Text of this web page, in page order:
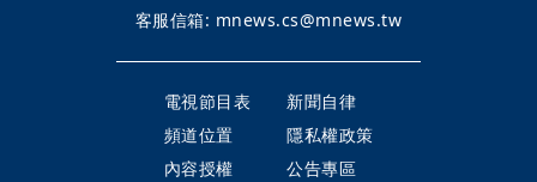
客服信箱: mnews.cs@mnews.tw
電視節目表
新聞自律
頻道位置
隱私權政策
內容授權
公告專區